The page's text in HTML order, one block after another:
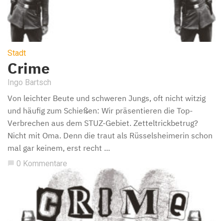
Stadt
Crime
Ingo Bartsch
Von leichter Beute und schweren Jungs, oft nicht witzig
und häufig zum Schießen: Wir präsentieren die Top-
Verbrechen aus dem STUZ-Gebiet. Zetteltrickbetrug?
Nicht mit Oma. Denn die traut als Rüsselsheimerin schon
mal gar keinem, erst recht ...
0 Kommentare